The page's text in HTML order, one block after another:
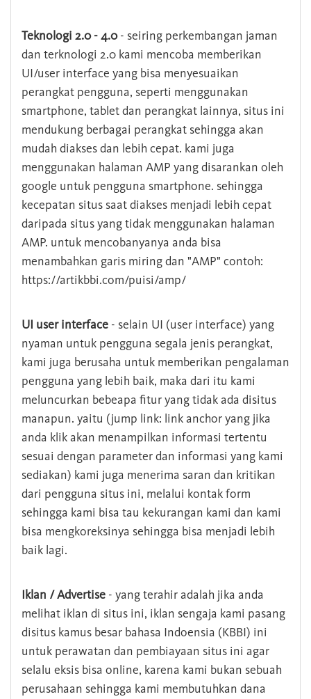
Teknologi 2.0 - 4.0- seiring perkembangan jaman
dan terknologi 2.0 kami mencoba memberikan
UI/user interface yang bisa menyesuaikan
perangkat pengguna, seperti menggunakan
smartphone, tablet dan perangkat lainnya, situs ini
mendukung berbagai perangkat sehingga akan
mudah diakses dan lebih cepat. kami juga
menggunakan halaman AMP yang disarankan oleh
google untuk pengguna smartphone. sehingga
kecepatan situs saat diakses menjadi lebih cepat
daripada situs yang tidak menggunakan halaman
AMP. untuk mencobanyanya anda bisa
menambahkan garis miring dan "AMP" contoh:
https://artikbbi.com/puisi/amp/
UI user interface - selain UI (user interface) yang
nyaman untuk pengguna segala jenis perangkat,
kami juga berusaha untuk memberikan pengalaman
pengguna yang lebih baik, maka dari itu kami
meluncurkan bebeapa fitur yang tidak ada disitus
manapun. yaitu (jump link: link anchor yang jika
anda klik akan menampilkan informasi tertentu
sesuai dengan parameter dan informasi yang kami
sediakan) kami juga menerima saran dan kritikan
dari pengguna situs ini, melalui kontak form
sehingga kami bisa tau kekurangan kami dan kami
bisa mengkoreksinya sehingga bisa menjadi lebih
baik lagi.
Iklan / Advertise - yang terahir adalah jika anda
melihat iklan di situs ini, iklan sengaja kami pasang
disitus kamus besar bahasa Indoensia (KBBI) ini
untuk perawatan dan pembiayaan situs ini agar
selalu eksis bisa online, karena kami bukan sebuah
perusahaan sehingga kami membutuhkan dana